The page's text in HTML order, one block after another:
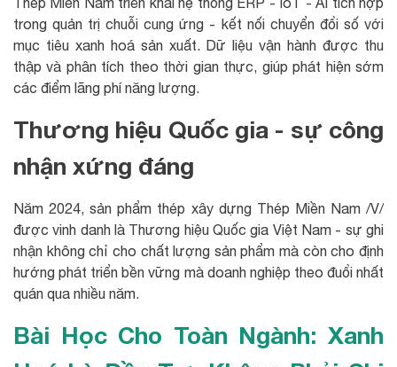
trong quản trị chuỗi cung ứng - kết nối chuyển đổi số với
mục tiêu xanh hoá sản xuất. Dữ liệu vận hành được thu
thập và phân tích theo thời gian thực, giúp phát hiện sớm
các điểm lãng phí năng lượng.
Thương hiệu Quốc gia - sự công
nhận xứng đáng
Năm 2024, sản phẩm thép xây dựng Thép Miền Nam /V/
được vinh danh là Thương hiệu Quốc gia Việt Nam - sự ghi
nhận không chỉ cho chất lượng sản phẩm mà còn cho định
hướng phát triển bền vững mà doanh nghiệp theo đuổi nhất
quán qua nhiều năm.
Bài Học Cho Toàn Ngành: Xanh